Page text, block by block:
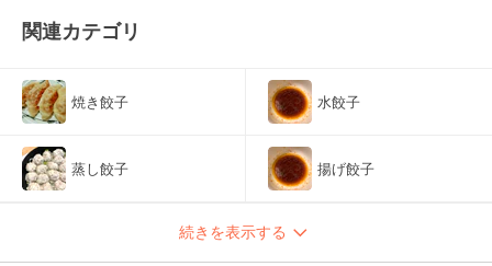
関連カテゴリ
焼き餃子 水餃子
蒸し餃子 揚げ餃子
続きを表示する